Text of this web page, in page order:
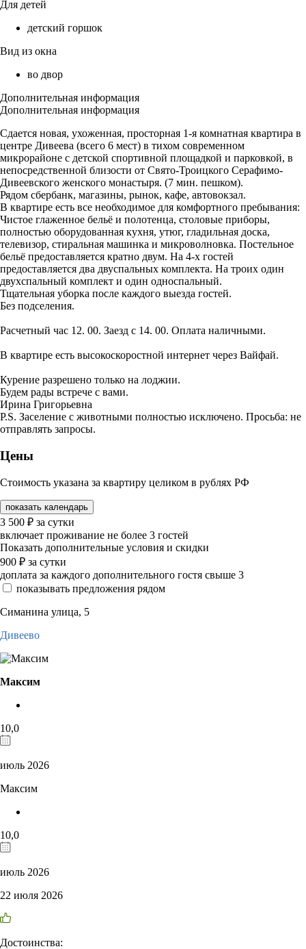
Для детей
детский горшок
Вид из окна
во двор
Дополнительная информация
Дополнительная информация
Сдается новая, ухоженная, просторная 1-я комнатная квартира в
центре Дивеева (всего 6 мест) в тихом современном
микрорайоне с детской спортивной площадкой и парковкой, в
непосредственной близости от Свято-Троицкого Серафимо-
Дивеевского женского монастыря. (7 мин. пешком).
Рядом сбербанк, магазины, рынок, кафе, автовокзал.
В квартире есть все необходимое для комфортного пребывания:
Чистое глаженное бельё и полотенца, столовые приборы,
полностью оборудованная кухня, утюг, гладильная доска,
телевизор, стиральная машинка и микроволновка. Постельное
бельё предоставляется кратно двум. На 4-х гостей
предоставляется два двуспальных комплекта. На троих один
двухспальный комплект и один односпальный.
Тщательная уборка после каждого выезда гостей.
Без подселения.
Расчетный час 12. 00. Заезд с 14. 00. Оплата наличными.
В квартире есть высокоскоростной интернет через Вайфай.
Курение разрешено только на лоджии.
Будем рады встрече с вами.
Ирина Григорьевна
P.S. Заселение с животными полностью исключено. Просьба: не
отправлять запросы.
Цены
Стоимость указана за квартиру целиком в рублях РФ
показать календарь
3 500 ₽ за сутки
включает проживание не более 3 гостей
Показать дополнительные условия и скидки
900 ₽ за сутки
доплата за каждого дополнительного гостя свыше 3
показывать предложения рядом
Симанина улица, 5
Дивеево
Максим
10,0
июль 2026
Максим
10,0
июль 2026
22 июля 2026
Достоинства: